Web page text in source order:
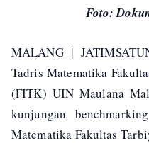
Foto:
MALANG |
Tadris Matematika
(FITK) UIN Maulana
kunjungan
Matematika Fakultas